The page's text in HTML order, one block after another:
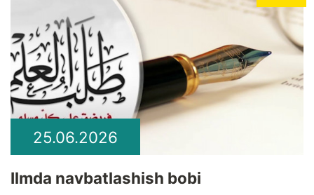
25.06.2026
Ilmda navbatlashish bobi